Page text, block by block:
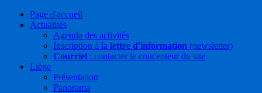
Page d'accueil
Actualités
Agenda des activités
Inscription à la lettre d'information (newsletter)
Courriel : contacter le concepteur du site
Liège
Présentation
Panorama